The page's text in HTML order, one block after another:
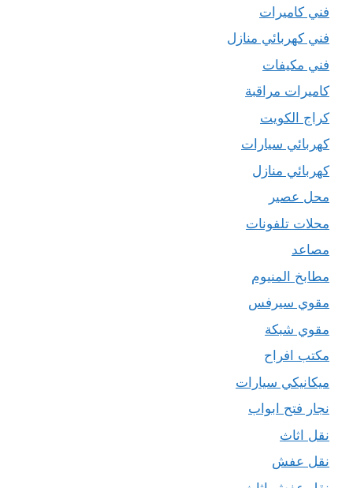
فني كاميرات
فني كهربائي منازل
فني مكيفات
كاميرات مراقبة
كراج الكويت
كهربائي سيارات
كهربائي منازل
محل عصير
محلات تلفونات
مصاعد
مطابخ المنيوم
مقوي سيرفس
مقوي شبكة
مكتب افراح
ميكانيكي سيارات
نجار فتح ابواب
نقل اثاث
نقل عفش